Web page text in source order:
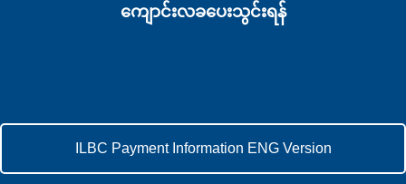
ကျောင်းလခပေးသွင်းရန်
ILBC Payment Information ENG Version